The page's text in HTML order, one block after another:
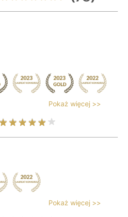
Pokaż więcej >>
Pokaż więcej >>